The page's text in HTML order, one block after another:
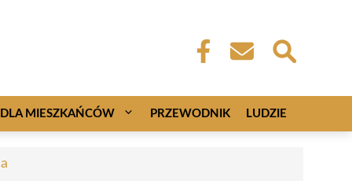
DLA MIESZKAŃCÓW PRZEWODNIK LUDZIE